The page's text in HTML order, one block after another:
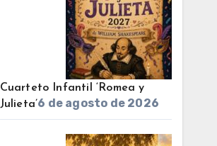
Cuarteto Infantil ‘Romea y
Julieta’6 de agosto de 2026